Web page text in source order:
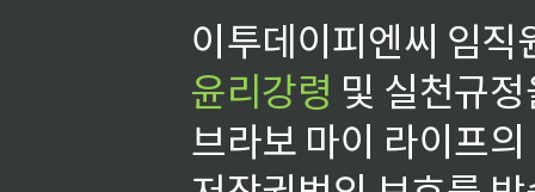
이투데이피엔씨 임
윤리강령 및 실천규
브라보 마이 라이프